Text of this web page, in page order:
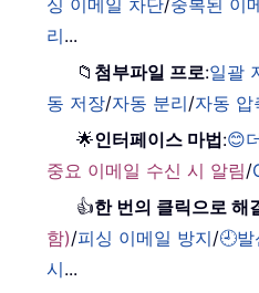
싱 이메일 차단/중복된 이
리...
📁 첨부파일 프로:일괄
동 저장/자동 분리/자동 압
🌟인터페이스 마법:😊
중요 이메일 수신 시 알림/
👍한 번의 클릭으로 해
함)/피싱 이메일 방지/🕘
시...